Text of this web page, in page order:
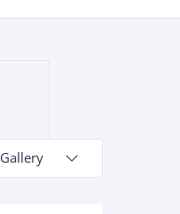
Gallery